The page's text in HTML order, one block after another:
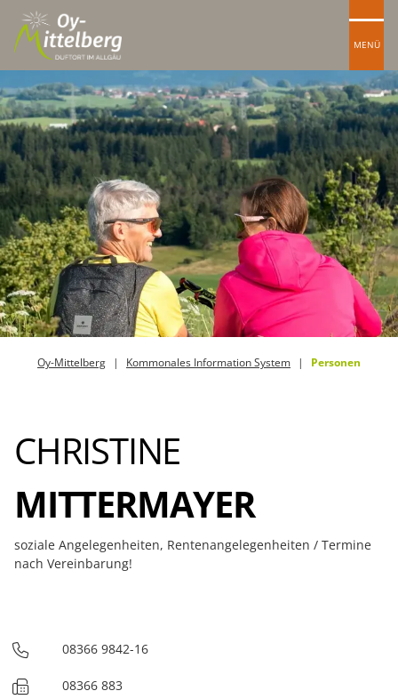
MENÜ
Oy-Mittelberg Kommonales Information System Personen
CHRISTINE
MITTERMAYER
soziale Angelegenheiten, Rentenangelegenheiten / Termine
nach Vereinbarung!
Telefon
08366 9842-16
Fax
08366 883